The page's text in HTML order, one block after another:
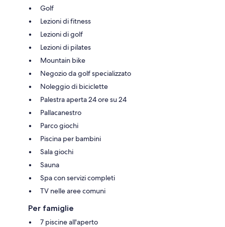
Golf
Lezioni di fitness
Lezioni di golf
Lezioni di pilates
Mountain bike
Negozio da golf specializzato
Noleggio di biciclette
Palestra aperta 24 ore su 24
Pallacanestro
Parco giochi
Piscina per bambini
Sala giochi
Sauna
Spa con servizi completi
TV nelle aree comuni
Per famiglie
7 piscine all'aperto